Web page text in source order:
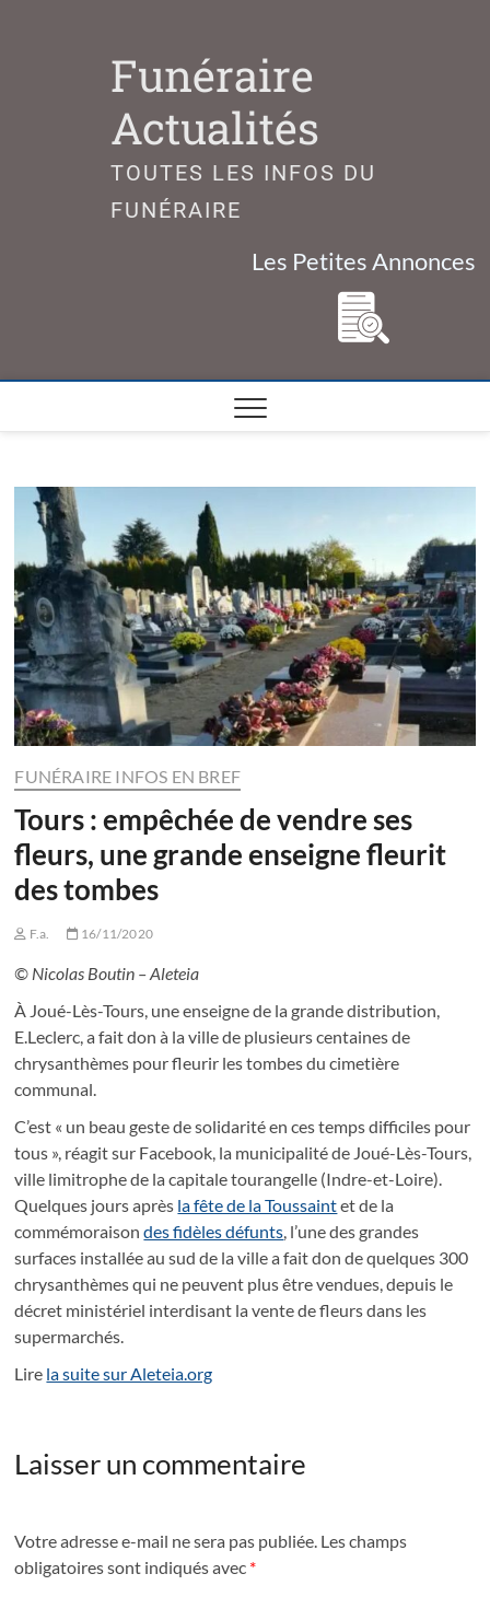
Funéraire
Actualités
TOUTES LES INFOS DU
FUNÉRAIRE
Les Petites Annonces
FUNÉRAIRE INFOS EN BREF
Tours : empêchée de vendre ses
fleurs, une grande enseigne fleurit
des tombes
F.a. 16/11/2020
© Nicolas Boutin – Aleteia
À Joué-Lès-Tours, une enseigne de la grande distribution,
E.Leclerc, a fait don à la ville de plusieurs centaines de
chrysanthèmes pour fleurir les tombes du cimetière
communal.
C’est « un beau geste de solidarité en ces temps difficiles pour
tous », réagit sur Facebook, la municipalité de Joué-Lès-Tours,
ville limitrophe de la capitale tourangelle (Indre-et-Loire).
Quelques jours après la fête de la Toussaintet de la
commémoraisondes fidèles défunts , l’une des grandes
surfaces installée au sud de la ville a fait don de quelques 300
chrysanthèmes qui ne peuvent plus être vendues, depuis le
décret ministériel interdisant la vente de fleurs dans les
supermarchés.
Lire la suite sur Aleteia.org
Laisser un commentaire
Votre adresse e-mail ne sera pas publiée. Les champs
obligatoires sont indiqués avec *